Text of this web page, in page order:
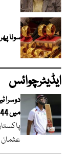
سونا
ایڈیٹرچوائس
دوسرا
میں 344 رنز پر آؤٹ
عثمان